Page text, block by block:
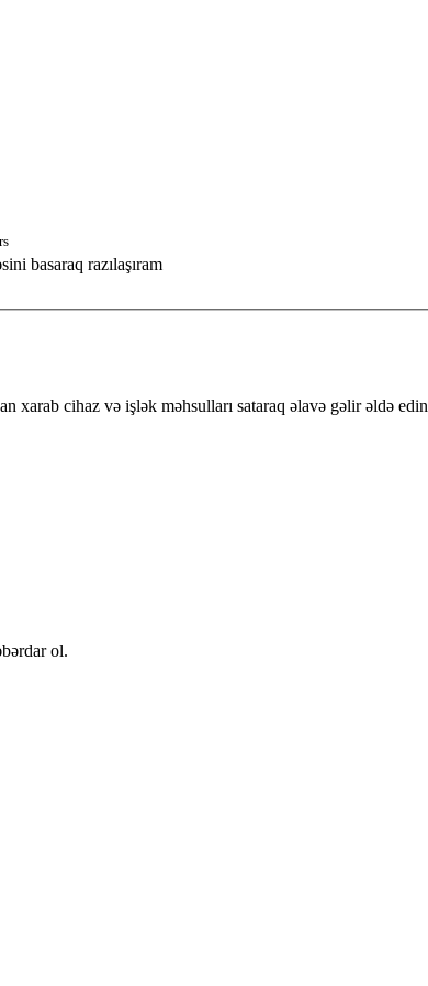
basaraq razılaşıram
xarab cihaz və işlək məhsulları sataraq əlavə gəlir əldə edin
ol.